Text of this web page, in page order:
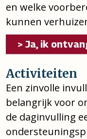
en welke
kunnen
> Ja, ik
Activiteiten
Een zinvolle
belangrijk voor
de daginvulling